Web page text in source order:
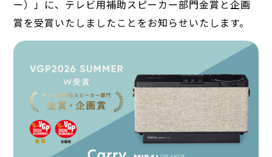
ー）」に、テレビ用補助スピーカー部門金賞と企画
賞を受賞いたしましたことをお知らせいたします。